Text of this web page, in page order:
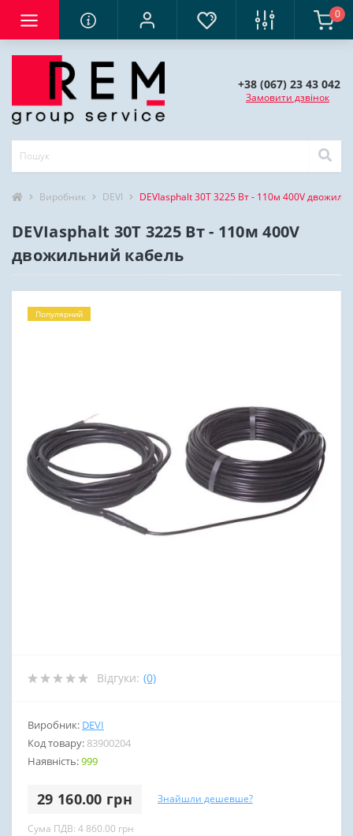
0
+38 (067) 23 43 042
Замовити дзвінок
Виробник DEVI DEVIasphalt 30T 3225 Вт - 110м 400V
DEVIasphalt 30T 3225 Вт - 110м 400V
двожильний кабель
Популярний
Відгуки: (0)
Виробник: DEVI
Код товару: 83900204
Наявність:999
29 160.00 грн Знайшли дешевше?
Сума ПДВ: 4 860.00 грн